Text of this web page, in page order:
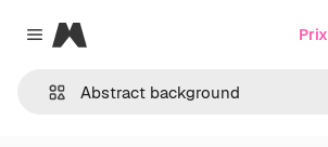
Close menu
Magnific Prix